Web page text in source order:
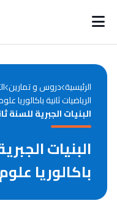
Annonces bourses
الرئيسية دروس و تمارين
الرياضيات ثانية باكالوريا
البنيات الجبرية للسنة
البنيات
باكالوريا